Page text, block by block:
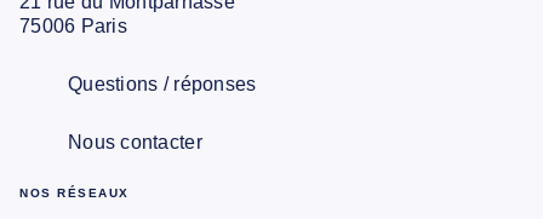
75006 Paris
Questions / réponses
Nous contacter
NOS RÉSEAUX